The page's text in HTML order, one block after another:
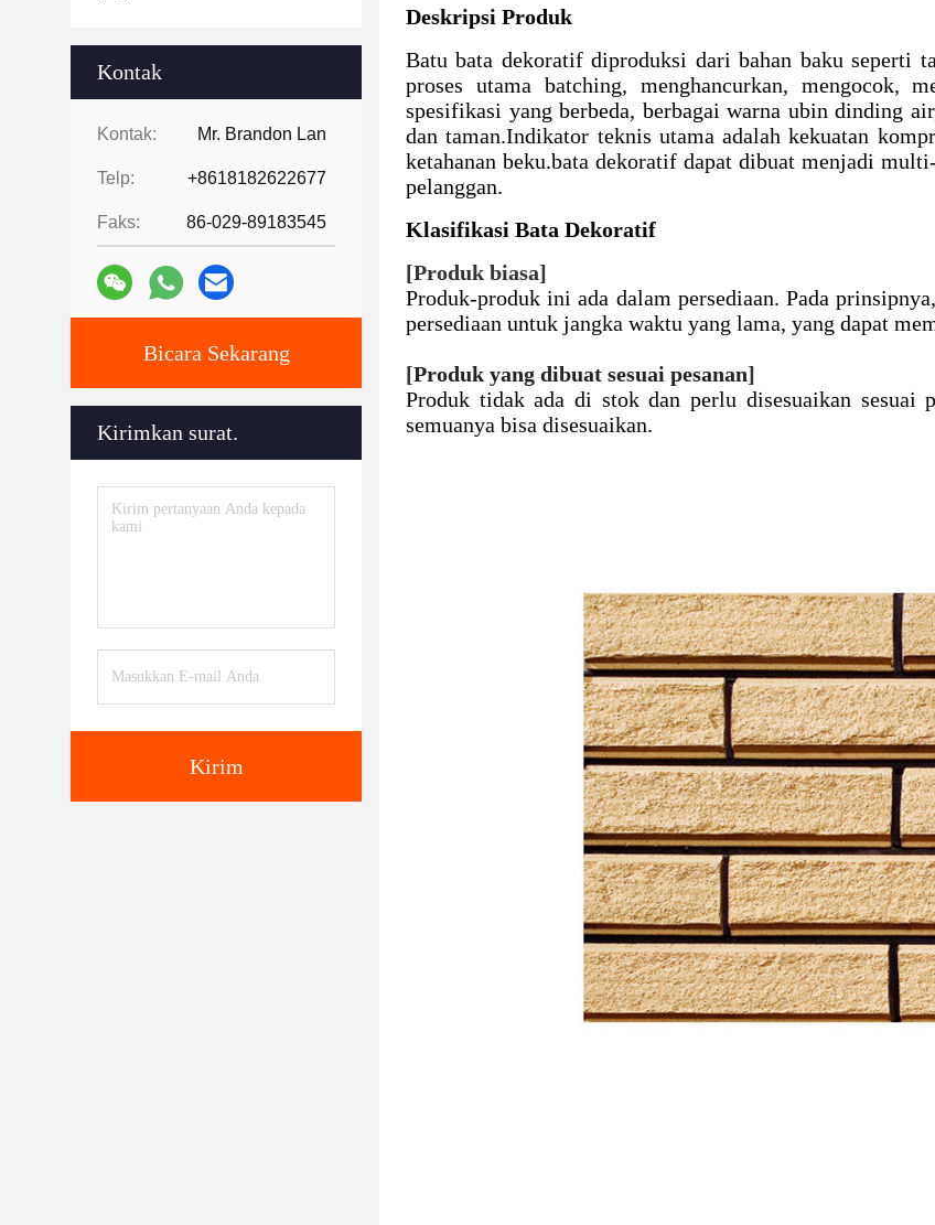
Kontak
Kontak: Mr. Brandon Lan
Telp: +8618182622677
Faks: 86-029-89183545
Bicara Sekarang
Kirimkan surat.
Kirim
Deskripsi Produk
Batu bata dekoratif diproduksi dari bahan baku seperti
proses utama batching, menghancurkan, mengocok,
spesifikasi yang berbeda, berbagai warna ubin dinding
dan taman.Indikator teknis utama adalah kekuatan
ketahanan beku.bata dekoratif dapat dibuat menjadi
pelanggan.
Klasifikasi Bata Dekoratif
[Produk biasa]
Produk-produk ini ada dalam persediaan. Pada
persediaan untuk jangka waktu yang lama, yang dapat
[Produk yang dibuat sesuai pesanan]
Produk tidak ada di stok dan perlu disesuaikan sesuai
semuanya bisa disesuaikan.